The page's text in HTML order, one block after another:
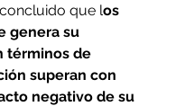
que los
genera su
términos de
superan con
negativo de su